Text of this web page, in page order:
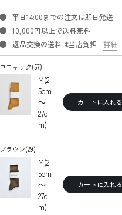
平日14:00までの注文は即日発送
10,000円以上で送料無料
返品交換の送料は当店負担
詳細
コニャック(57)
M(2
5cm
～
27c
m)
カートに入れる
ブラウン(29)
M(2
5cm
～
27c
m)
カートに入れる